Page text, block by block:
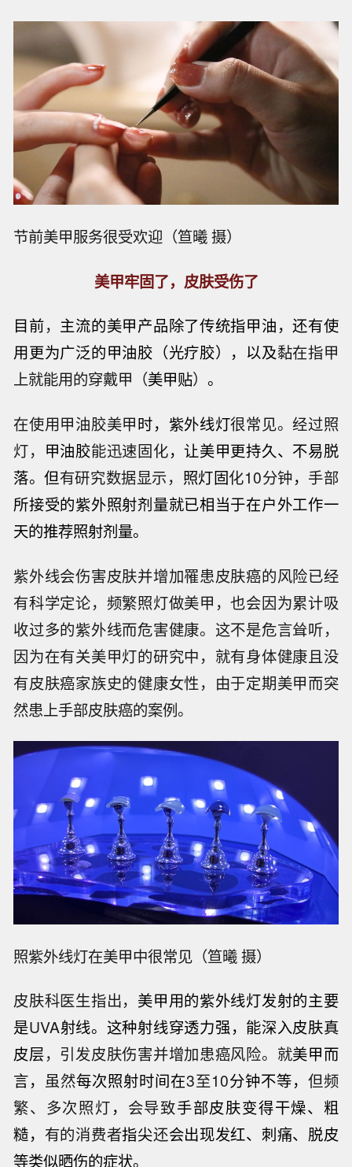
节前美甲服务很受欢迎（笪曦 摄）
美甲牢固了，皮肤受伤了
目前， 主流的美甲产品除了传统指甲油，还有使
用更为广泛的甲油胶（光疗胶），以及黏在指甲
上就能用的穿戴甲（美甲贴） 。
在使用甲油胶美甲时，紫外线灯很常见。经过照
灯， 甲油胶能迅速固化，让美甲更持久、不易脱
落。但有研究数据显示， 照灯固化10分钟， 手部
所接受的紫外照射剂量就已相当于在户外工作一
天的推荐照射剂量。
紫外线会伤害皮肤并增加罹患皮肤癌的风险已经
有科学定论，频繁照灯做美甲，也会因为累计吸
收过多的紫外线而危害健康。这不是危言耸听，
因为在有关美甲灯的研究中，就有身体健康且没
有皮肤癌家族史的健康女性，由于定期美甲而突
然患上手部皮肤癌的案例。
照紫外线灯在美甲中很常见（笪曦 摄）
皮肤科医生指出， 美甲用的紫外线灯发射的主要
是UVA射线。这种射线穿透力强，能深入皮肤真
皮层，引发皮肤伤害并增加患癌风险。就美甲而
言， 虽然每次照射时间在3至10分钟不等， 但频
繁、多次照灯， 会导致手部皮肤变得干燥、粗
糙， 有的消费者指尖还会出现发红、刺痛、脱皮
等类似晒伤的症状。